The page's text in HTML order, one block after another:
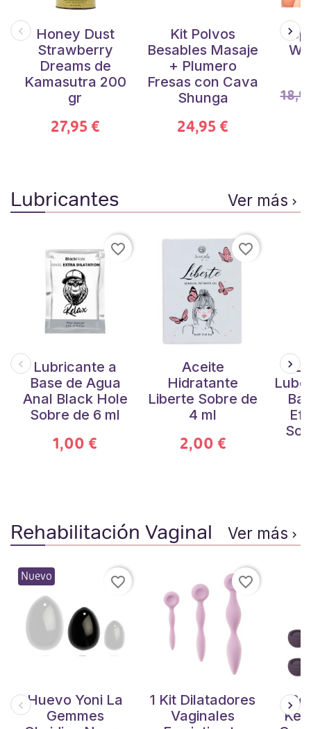
Honey Dust
Strawberry
Dreams de
Kamasutra 200
gr
27,95 €
Kit Polvos
Besables Masaje
+ Plumero
Fresas con Cava
Shunga
24,95 €
Lubricantes Ver más 
Lubricante a
Base de Agua
Anal Black Hole
Sobre de 6 ml
1,00 €
favorite_border
Aceite
Hidratante
Liberte Sobre de
4 ml
2,00 €
favorite_border
Rehabilitación Vaginal Ver más 
Nuevo
Huevo Yoni La
Gemmes
favorite_border
1 Kit Dilatadores
Vaginales
favorite_border